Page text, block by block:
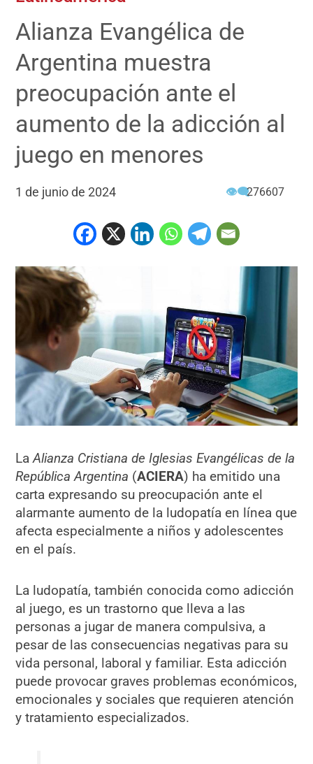
Alianza Evangélica de
Argentina muestra
preocupación ante el
aumento de la adicción al
juego en menores
1 de junio de 2024 👁‍🗨276607
LaAlianza Cristiana de Iglesias Evangélicas de la
República Argentina (ACIERA) ha emitido una
carta expresando su preocupación ante el
alarmante aumento de la ludopatía en línea que
afecta especialmente a niños y adolescentes
en el país.
La ludopatía, también conocida como adicción
al juego, es un trastorno que lleva a las
personas a jugar de manera compulsiva, a
pesar de las consecuencias negativas para su
vida personal, laboral y familiar. Esta adicción
puede provocar graves problemas económicos,
emocionales y sociales que requieren atención
y tratamiento especializados.